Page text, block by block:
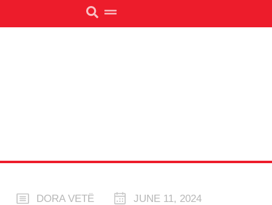
DORA VETË JUNE 11, 2024